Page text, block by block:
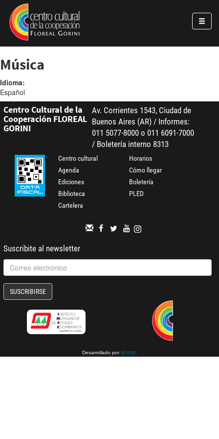
Pasar al contenido principal
Jump to main content
Música
Idioma:
Español
Centro Cultural de la
Cooperación FLOREAL
GORINI
Av. Corrientes 1543, Ciudad de
Buenos Aires (AR) / Informes:
011 5077-8000 o 011 6091-7000
/ Boletería interno 8313
Centro cultural
Agenda
Ediciones
Biblioteca
Cartelera
Horarios
Cómo llegar
Boletería
PLED
Suscribite al newsletter
SUSCRIBIRSE
Desarrollado por gcoop.